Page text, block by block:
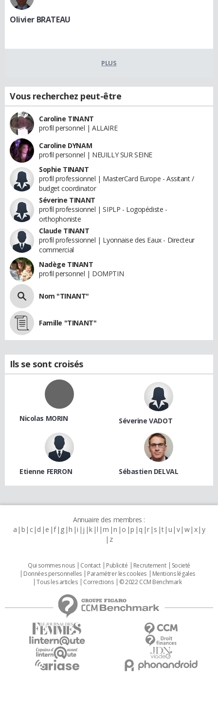
Olivier BRATEAU
PLUS
Vous recherchez peut-être
Caroline TINANT
profil personnel | ALLAIRE
Caroline DYNAM
profil personnel | NEUILLY SUR SEINE
Sophie TINANT
profil professionnel | MasterCard Europe - Assitant /
budget coordinator
Séverine TINANT
profil professionnel | SIPLP - Logopédiste -
orthophoniste
Claude TINANT
profil professionnel | Lyonnaise des Eaux - Directeur
commercial
Nadège TINANT
profil personnel | DOMPTIN
Nom "TINANT"
Famille "TINANT"
Ils se sont croisés
Nicolas MORIN Séverine VADOT
Etienne FERRON Sébastien DELVAL
Annuaire des membres :
a b c d e f g h i j k l m n o p q r s t u v w x y
z
Qui sommes nous Contact Publicité Recrutement
Societé
Données personnelles
Paramétrer les cookies
Mentions légales
Tous les articles
Corrections © 2022 CCM Benchmark